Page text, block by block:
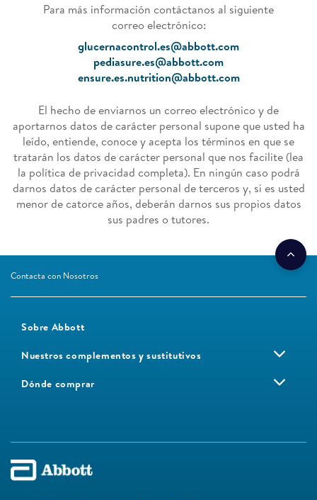
Para más información contáctanos al siguiente
correo electrónico:
glucernacontrol.es@abbott.com
pediasure.es@abbott.com
ensure.es.nutrition@abbott.com
El hecho de enviarnos un correo electrónico y de
aportarnos datos de carácter personal supone que usted ha
leído, entiende, conoce y acepta los términos en que se
tratarán los datos de carácter personal que nos facilite (lea
la política de privacidad completa). En ningún caso podrá
darnos datos de carácter personal de terceros y, si es usted
menor de catorce años, deberán darnos sus propios datos
sus padres o tutores.
Contacta con Nosotros
Sobre Abbott
Nuestros complementos y sustitutivos
Dónde comprar